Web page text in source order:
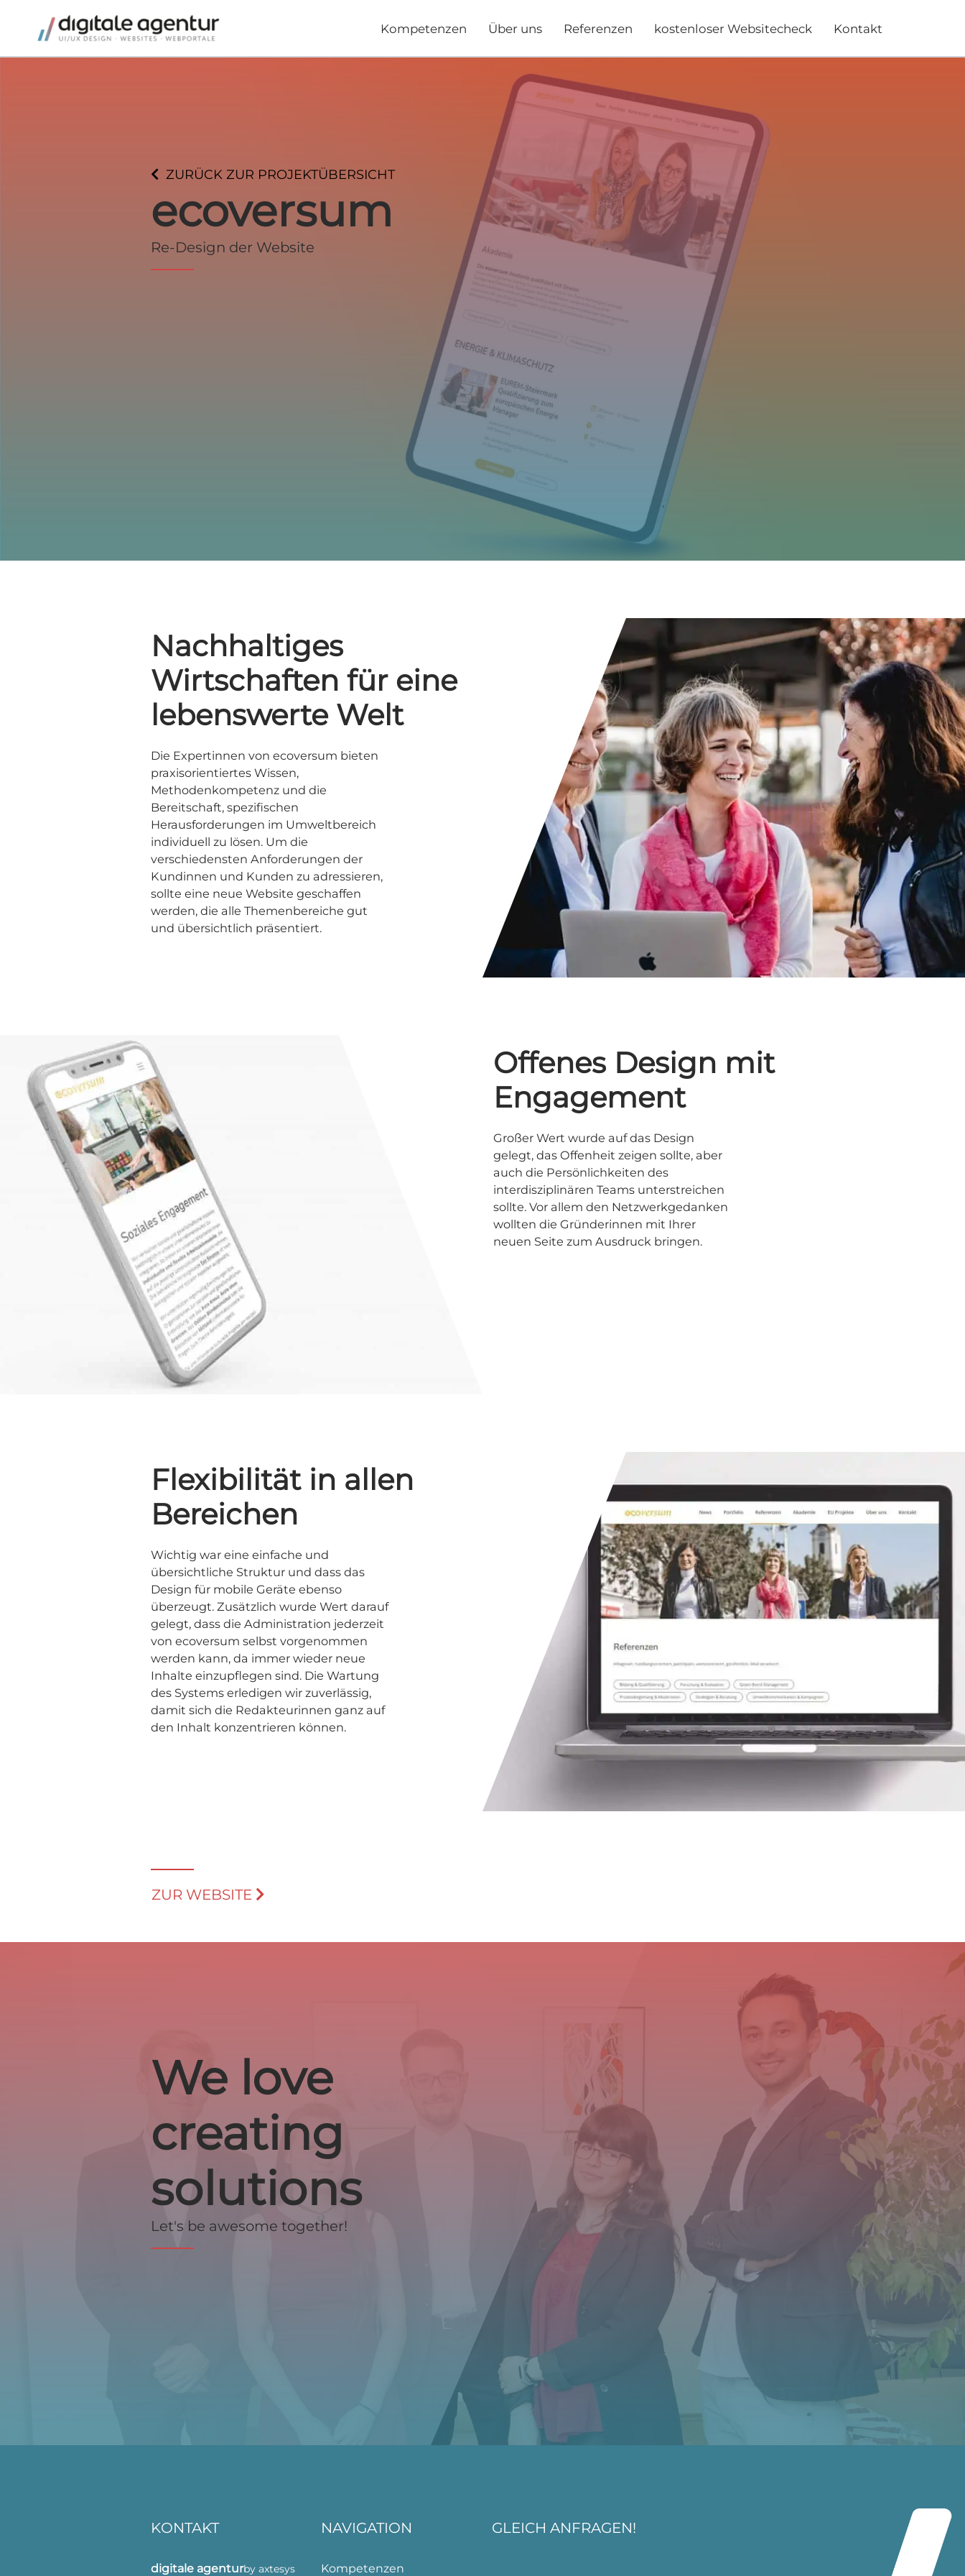
Kompetenzen Über uns Referenzen kostenloser Websitecheck Kontakt
ZURÜCK ZUR PROJEKTÜBERSICHT
ecoversum
Re-Design der Website
Nachhaltiges
Wirtschaften für eine
lebenswerte Welt
Die Expertinnen von ecoversum bieten
praxisorientiertes Wissen,
Methodenkompetenz und die
Bereitschaft, spezifischen
Herausforderungen im Umweltbereich
individuell zu lösen. Um die
verschiedensten Anforderungen der
Kundinnen und Kunden zu adressieren,
sollte eine neue Website geschaffen
werden, die alle Themenbereiche gut
und übersichtlich präsentiert.
Offenes Design mit
Engagement
Großer Wert wurde auf das Design
gelegt, das Offenheit zeigen sollte, aber
auch die Persönlichkeiten des
interdisziplinären Teams unterstreichen
sollte. Vor allem den Netzwerkgedanken
wollten die Gründerinnen mit Ihrer
neuen Seite zum Ausdruck bringen.
Flexibilität in allen
Bereichen
Wichtig war eine einfache und
übersichtliche Struktur und dass das
Design für mobile Geräte ebenso
überzeugt. Zusätzlich wurde Wert darauf
gelegt, dass die Administration jederzeit
von ecoversum selbst vorgenommen
werden kann, da immer wieder neue
Inhalte einzupflegen sind. Die Wartung
des Systems erledigen wir zuverlässig,
damit sich die Redakteurinnen ganz auf
den Inhalt konzentrieren können.
ZUR WEBSITE
We love
creating
solutions
Let's be awesome together!
KONTAKT
digitale agenturby axtesys
NAVIGATION
Kompetenzen
GLEICH ANFRAGEN!